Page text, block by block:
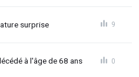
surprise 9
à l'âge de 68 ans 0